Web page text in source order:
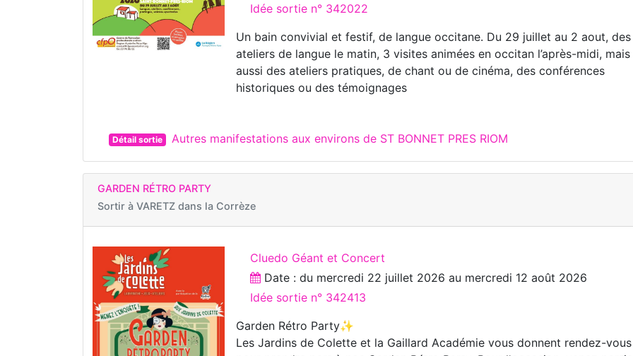
Idée sortie n° 342022
Un bain convivial et festif, de langue occitane. Du 29 juillet au 2 aout, des
ateliers de langue le matin, 3 visites animées en occitan l’après-midi, mais
aussi des ateliers pratiques, de chant ou de cinéma, des conférences
historiques ou des témoignages
Détail sortie Autres manifestations aux environs de ST BONNET PRES RIOM
GARDEN RÉTRO PARTY
Sortir à VARETZ dans la Corrèze
Cluedo Géant et Concert
Date : du mercredi 22 juillet 2026 au mercredi 12 août 2026
Idée sortie n° 342413
Garden Rétro Party✨
Les Jardins de Colette et la Gaillard Académie vous donnent rendez-vous